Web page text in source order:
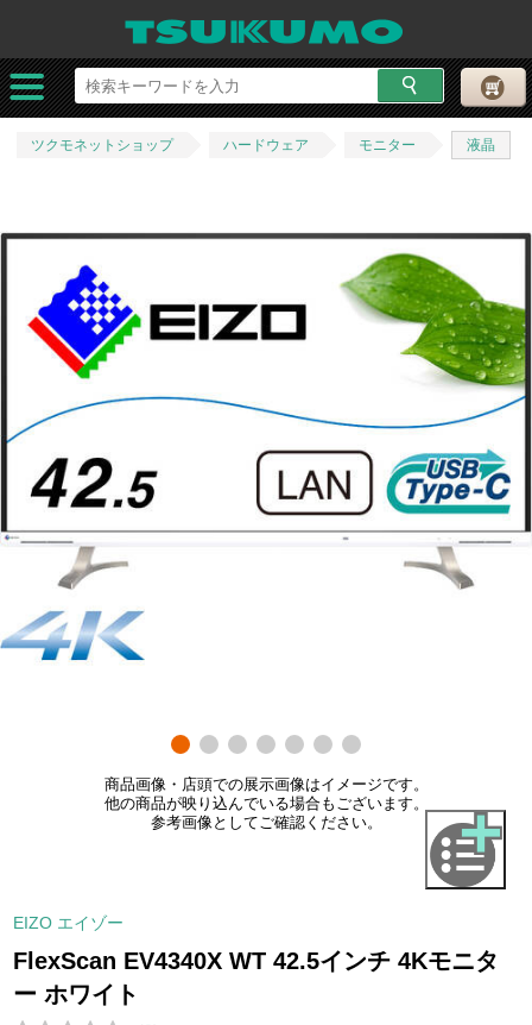
ツクモネットショップ ハードウェア モニター 液晶
商品画像・店頭での展示画像はイメージです。
他の商品が映り込んでいる場合もございます。
参考画像としてご確認ください。
EIZO エイゾー
FlexScan EV4340X WT 42.5インチ 4Kモニタ
ー ホワイト